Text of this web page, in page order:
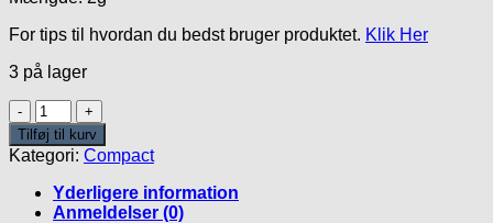
For tips til hvordan du bedst bruger produktet. Klik Her
3 på lager
Ibiza
Compact
Pigment
antal
Tilføj til kurv
Kategori: Compact
Yderligere information
Anmeldelser (0)